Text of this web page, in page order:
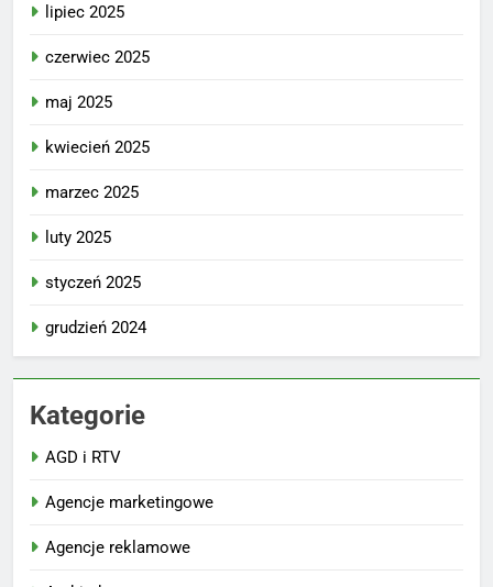
lipiec 2025
czerwiec 2025
maj 2025
kwiecień 2025
marzec 2025
luty 2025
styczeń 2025
grudzień 2024
Kategorie
AGD i RTV
Agencje marketingowe
Agencje reklamowe